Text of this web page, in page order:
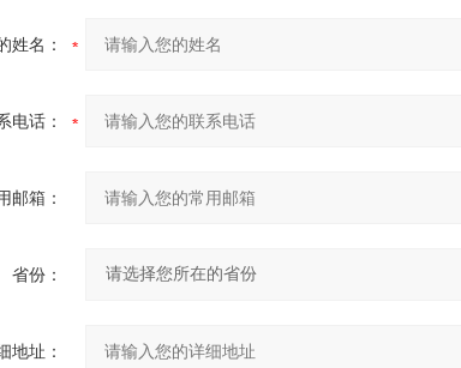
姓名：
电话：
邮箱：
省份：
地址：